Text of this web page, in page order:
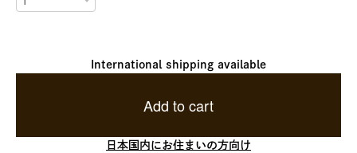
International shipping available
Add to cart
日本国内にお住まいの方向け